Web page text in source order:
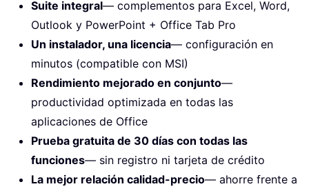
Suite integral— complementos para Excel, Word,
Outlook y PowerPoint + Office Tab Pro
Un instalador, una licencia— configuración en
minutos (compatible con MSI)
Rendimiento mejorado en conjunto—
productividad optimizada en todas las
aplicaciones de Office
Prueba gratuita de 30 días con todas las
funciones— sin registro ni tarjeta de crédito
La mejor relación calidad-precio— ahorre frente a